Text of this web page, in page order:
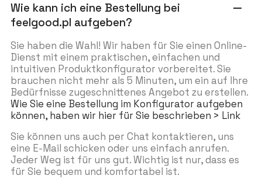
Wie kann ich eine Bestellung bei
feelgood.pl aufgeben?
remove
Sie haben die Wahl! Wir haben für Sie einen Online-
Dienst mit einem praktischen, einfachen und
intuitiven Produktkonfigurator vorbereitet. Sie
brauchen nicht mehr als 5 Minuten, um ein auf Ihre
Bedürfnisse zugeschnittenes Angebot zu erstellen.
Wie Sie eine Bestellung im Konfigurator aufgeben
können, haben wir hier für Sie beschrieben > Link
Sie können uns auch per Chat kontaktieren, uns
eine E-Mail schicken oder uns einfach anrufen.
Jeder Weg ist für uns gut. Wichtig ist nur, dass es
für Sie bequem und komfortabel ist.